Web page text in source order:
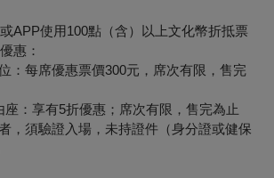
APP使用100點（含）以上文化幣折抵票
惠：
：每席優惠票價300元，席次有限，售完
座：享有5折優惠；席次有限，售完為止
，須驗證入場，未持證件（身分證或健保